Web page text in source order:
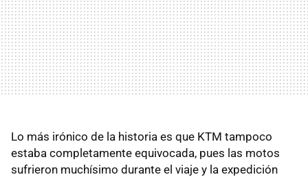
Lo más irónico de la historia es que KTM tampoco
estaba completamente equivocada, pues las motos
sufrieron muchísimo durante el viaje y la expedición